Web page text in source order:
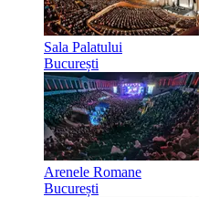
Sala Palatului
București
Arenele Romane
București